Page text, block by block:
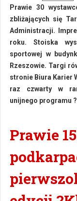
Prawie 30
zbliżających się
Administracji.
roku. Stoiska
sportowej w
Rzeszowie. Targi
stronie Biura Karier
raz czwarty w
unijnego programu
Prawie